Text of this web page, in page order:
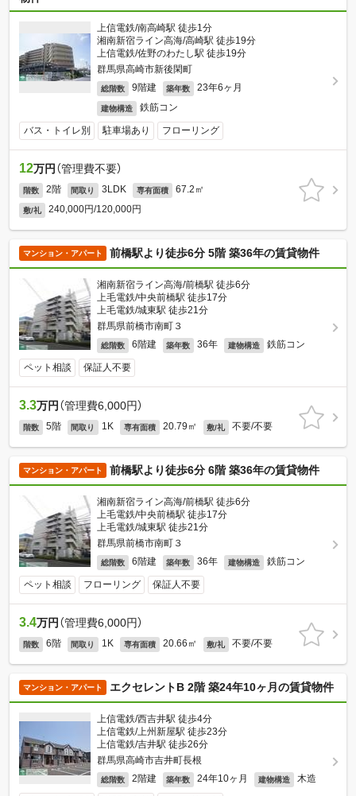
上信電鉄/南高崎駅 徒歩1分
湘南新宿ライン高海/高崎駅 徒歩19分
上信電鉄/佐野のわたし駅 徒歩19分
群馬県高崎市新後閑町
総階数 9階建 築年数 23年6ヶ月
建物構造 鉄筋コン
バス・トイレ別 駐車場あり フローリング
12万円 （管理費不要）
階数 2階 間取り 3LDK 専有面積 67.2㎡
敷/礼 240,000円/120,000円
マンション・アパート 前橋駅より徒歩6分 5階 築36年の賃貸物件
湘南新宿ライン高海/前橋駅 徒歩6分
上毛電鉄/中央前橋駅 徒歩17分
上毛電鉄/城東駅 徒歩21分
群馬県前橋市南町３
総階数 6階建 築年数 36年 建物構造 鉄筋コン
ペット相談 保証人不要
3.3万円 （管理費6,000円）
階数 5階 間取り 1K 専有面積 20.79㎡ 敷/礼 不要/不要
マンション・アパート 前橋駅より徒歩6分 6階 築36年の賃貸物件
湘南新宿ライン高海/前橋駅 徒歩6分
上毛電鉄/中央前橋駅 徒歩17分
上毛電鉄/城東駅 徒歩21分
群馬県前橋市南町３
総階数 6階建 築年数 36年 建物構造 鉄筋コン
ペット相談 フローリング 保証人不要
3.4万円 （管理費6,000円）
階数 6階 間取り 1K 専有面積 20.66㎡ 敷/礼 不要/不要
マンション・アパート エクセレントB 2階 築24年10ヶ月の賃貸物件
上信電鉄/西吉井駅 徒歩4分
上信電鉄/上州新屋駅 徒歩23分
上信電鉄/吉井駅 徒歩26分
群馬県高崎市吉井町長根
総階数 2階建 築年数 24年10ヶ月 建物構造 木造